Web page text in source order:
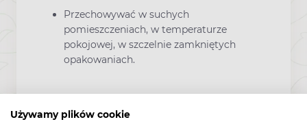
Używamy plików cookie
Przechowywać w suchych
pomieszczeniach, w temperaturze
pokojowej, w szczelnie zamkniętych
opakowaniach.